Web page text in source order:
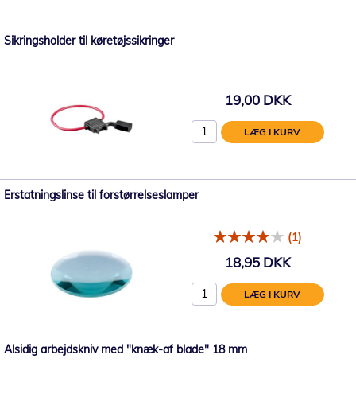
Sikringsholder til køretøjssikringer
19,00 DKK
LÆG I KURV
Erstatningslinse til forstørrelseslamper
(1)
18,95 DKK
LÆG I KURV
Alsidig arbejdskniv med "knæk-af blade" 18 mm